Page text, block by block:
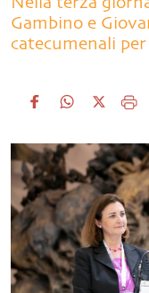
Gambino e
catecumenali